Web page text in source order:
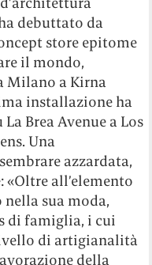
debuttato da
store epitome
il mondo,
Milano a Kirna
installazione ha
Brea Avenue a Los
Una
azzardata,
«Oltre all’elemento
sua moda,
di famiglia, i cui
di artigianalità
della